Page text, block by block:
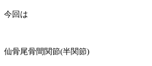
今回は
仙骨尾骨間関節(半関節)